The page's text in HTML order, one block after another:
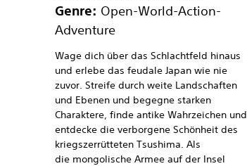
Genre: Open-World-Action-
Adventure
Wage dich über das Schlachtfeld hinaus
und erlebe das feudale Japan wie nie
zuvor. Streife durch weite Landschaften
und Ebenen und begegne starken
Charaktere, finde antike Wahrzeichen und
entdecke die verborgene Schönheit des
kriegszerrütteten Tsushima. Als
die mongolische Armee auf der Insel